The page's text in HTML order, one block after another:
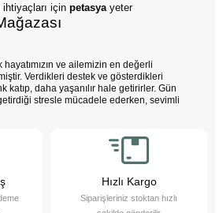
ihtiyaçları için petasya yeter
hayatımızın ve ailemizin en değerli
Verdikleri destek ve gösterdikleri
katıp, daha yaşanılır hale getirirler. Gün
stresle mücadele ederken, sevimli
olurlar.
daha sağlıklı bir yaşam süreriz; düzenli
ve hayatımızı daha düzenli hale
Bu sevimli dostlarımızı yakından tanımak
evcil hayvanlarımızın bize sağladığı bu
Hızlı Kargo
Siparişleriniz stoktan hızlı